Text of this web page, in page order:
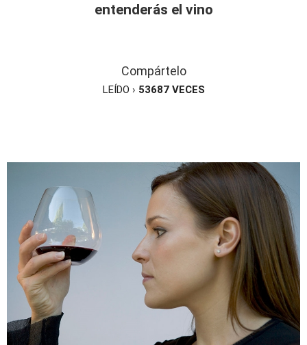
entenderás el vino
Compártelo
LEÍDO › 53687VECES